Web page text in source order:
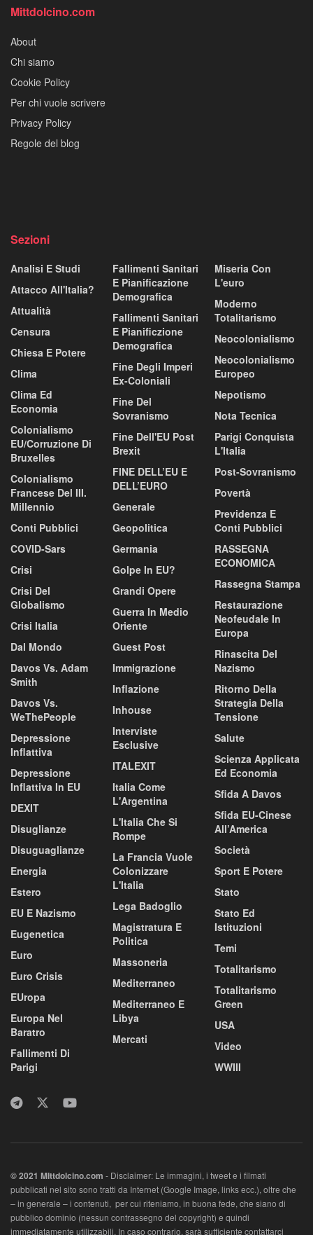
Mittdolcino.com
About
Chi siamo
Cookie Policy
Per chi vuole scrivere
Privacy Policy
Regole del blog
Sezioni
Analisi E Studi
Attacco All'Italia?
Attualità
Censura
Chiesa E Potere
Clima
Clima Ed
Economia
Colonialismo
EU/corruzione Di
Bruxelles
Colonialismo
Francese Del III.
Millennio
Conti Pubblici
COVID-Sars
Crisi
Crisi Del
Globalismo
Crisi Italia
Dal Mondo
Davos Vs. Adam
Smith
Davos Vs.
WeThePeople
Depressione
Inflattiva
Depressione
Inflattiva In EU
DEXIT
Disuglianze
Disuguaglianze
Energia
Estero
EU E Nazismo
Eugenetica
Euro
Euro Crisis
EUropa
Europa Nel
Baratro
Fallimenti Di
Parigi
Fallimenti Sanitari
E Pianificazione
Demografica
Fallimenti Sanitari
E Pianificzione
Demografica
Fine Degli Imperi
Ex-Coloniali
Fine Del
Sovranismo
Fine Dell'EU Post
Brexit
FINE DELL’EU E
DELL’EURO
Generale
Geopolitica
Germania
Golpe In EU?
Grandi Opere
Guerra In Medio
Oriente
Guest Post
Immigrazione
Inflazione
Inhouse
Interviste
Esclusive
ITALEXIT
Italia Come
L'Argentina
L'Italia Che Si
Rompe
La Francia Vuole
Colonizzare
L'Italia
Lega Badoglio
Magistratura E
Politica
Massoneria
Mediterraneo
Mediterraneo E
Libya
Mercati
Miseria Con
L'euro
Moderno
Totalitarismo
Neocolonialismo
Neocolonialismo
Europeo
Nepotismo
Nota Tecnica
Parigi Conquista
L'Italia
Post-Sovranismo
Povertà
Previdenza E
Conti Pubblici
RASSEGNA
ECONOMICA
Rassegna Stampa
Restaurazione
Neofeudale In
Europa
Rinascita Del
Nazismo
Ritorno Della
Strategia Della
Tensione
Salute
Scienza Applicata
Ed Economia
Sfida A Davos
Sfida EU-Cinese
All’America
Società
Sport E Potere
Stato
Stato Ed
Istituzioni
Temi
Totalitarismo
Totalitarismo
Green
USA
Video
WWIII
© 2021 MIttdolcino.com - Disclaimer: Le immagini, i tweet e i filmati
pubblicati nel sito sono tratti da Internet (Google Image, links ecc.), oltre che
– in generale – i contenuti, per cui riteniamo, in buona fede, che siano di
pubblico dominio (nessun contrassegno del copyright) e quindi
immediatamente utilizzabili. In caso contrario, sarà sufficiente contattarci